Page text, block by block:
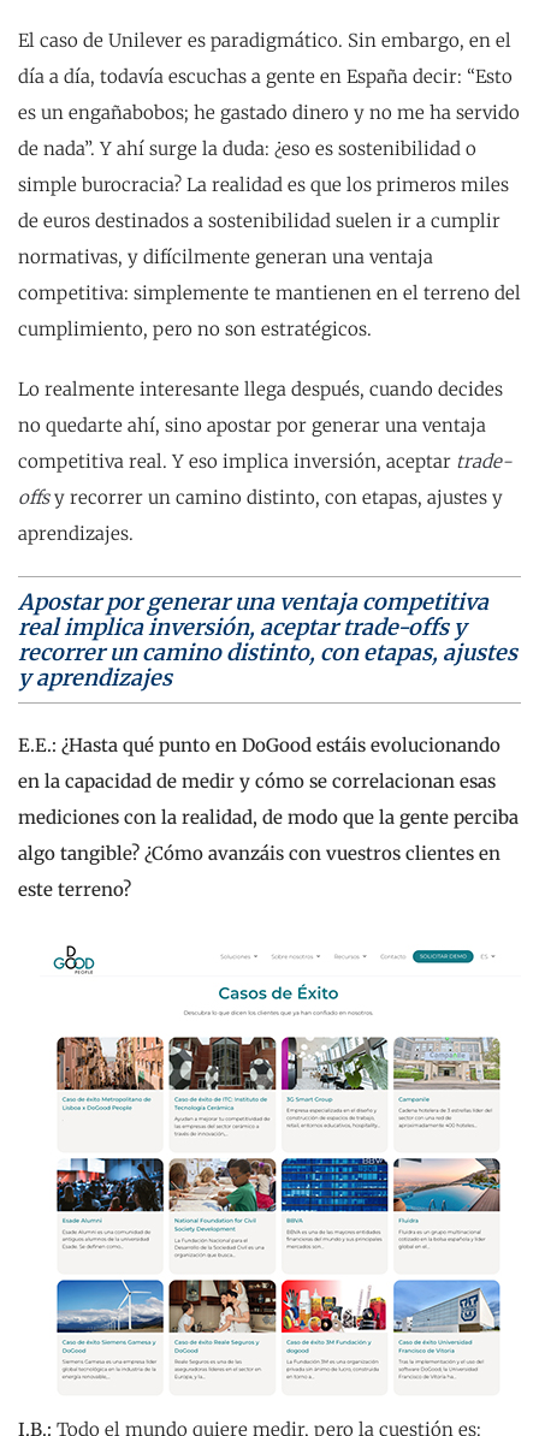
El caso de Unilever es paradigmático. Sin embargo, en el
día a día, todavía escuchas a gente en España decir: “Esto
es un engañabobos; he gastado dinero y no me ha servido
de nada”. Y ahí surge la duda: ¿eso es sostenibilidad o
simple burocracia? La realidad es que los primeros miles
de euros destinados a sostenibilidad suelen ir a cumplir
normativas, y difícilmente generan una ventaja
competitiva: simplemente te mantienen en el terreno del
cumplimiento, pero no son estratégicos.
Lo realmente interesante llega después, cuando decides
no quedarte ahí, sino apostar por generar una ventaja
competitiva real. Y eso implica inversión, aceptar trade-
offsy recorrer un camino distinto, con etapas, ajustes y
aprendizajes.
Apostar por generar una ventaja competitiva
real implica inversión, aceptar trade-offs y
recorrer un camino distinto, con etapas, ajustes
y aprendizajes
E.E.: ¿Hasta qué punto en DoGood estáis evolucionando
en la capacidad de medir y cómo se correlacionan esas
mediciones con la realidad, de modo que la gente perciba
algo tangible? ¿Cómo avanzáis con vuestros clientes en
este terreno?
I.B.: Todo el mundo quiere medir, pero la cuestión es: